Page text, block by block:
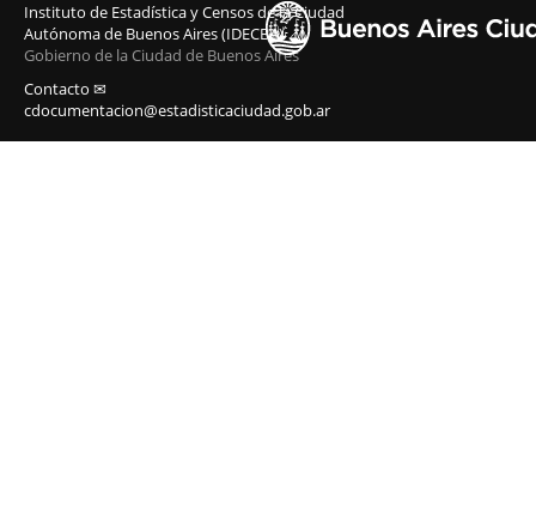
Instituto de Estadística y Censos de la Ciudad
Autónoma de Buenos Aires (IDECBA)
Gobierno de la Ciudad de Buenos Aires
Contacto ✉
cdocumentacion@estadisticaciudad.gob.ar